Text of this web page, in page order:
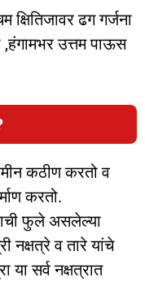
क्षितिजावर ढग गर्जना
उत्तम पाऊस
कठीण करतो व
करतो.
फुले असलेल्या
नक्षत्रे व तारे यांचे
या सर्व नक्षत्रात